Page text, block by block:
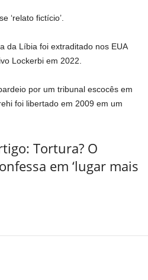
‘relato fictício’.
da Líbia foi extraditado nos EUA
Lockerbi em 2022.
por um tribunal escocês em
foi libertado em 2009 em um
Tortura? O
em ‘lugar mais